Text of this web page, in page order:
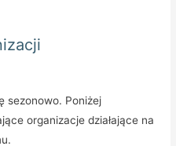
sezonowo. Poniżej
organizacje działające na